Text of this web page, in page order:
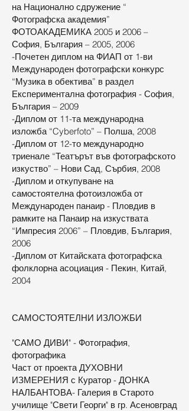
на Национално сдружение “
Фотографска академия”
ФОТОАКАДЕМИКА 2005 и 2006 –
София, България – 2005, 2006
-Почетен диплом на ФИАП от 1-ви
Международен фотографски конкурс
“Музика в обектива” в раздел
Експериментална фотография - София,
България – 2009
-Диплом от 11-та международна
изложба “Cyberfoto” – Полша, 2008
-Диплом от 12-то международно
триенале “Театърът във фотографското
изкуство” – Нови Сад, Сърбия, 2008
-Диплом и откупуване на
самостоятелна фотоизложба от
Международен панаир - Пловдив в
рамките на Панаир на изкуствата
“Импресия 2006” – Пловдив, България,
2006
-Диплом от Китайската фотографска
фолклорна асоциация - Пекин, Китай,
2004
САМОСТОЯТЕЛНИ ИЗЛОЖБИ
"САМО ДИВИ" - Фотография,
фотографика
Част от проекта ДУХОВНИ
ИЗМЕРЕНИЯ с Куратор - ДОНКА
НАЛБАНТОВА- Галерия в Старото
училище "Свети Георги" в гр. Асеновград